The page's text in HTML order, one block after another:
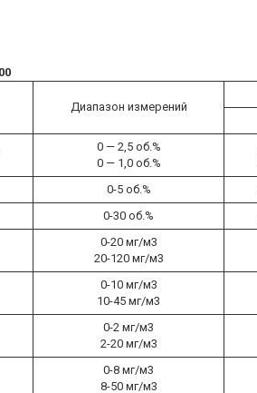
Диапазон измерений
0 — 2,5 об.%
0 — 1,0 об.%
0-5 об.%
0-30 об.%
0-20 мг/м3
20-120 мг/м3
0-10 мг/м3
10-45 мг/м3
0-2 мг/м3
2-20 мг/м3
0-8 мг/м3
8-50 мг/м3